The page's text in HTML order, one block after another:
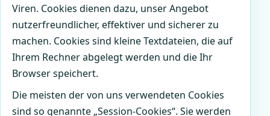
Viren. Cookies dienen dazu, unser Angebot
nutzerfreundlicher, effektiver und sicherer zu
machen. Cookies sind kleine Textdateien, die auf
Ihrem Rechner abgelegt werden und die Ihr
Browser speichert.
Die meisten der von uns verwendeten Cookies
sind so genannte „Session-Cookies“. Sie werden